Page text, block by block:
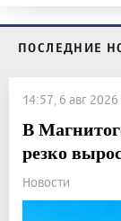
ПОСЛЕДНИЕ
14:57, 6 авг 2026
В
резко
Новости